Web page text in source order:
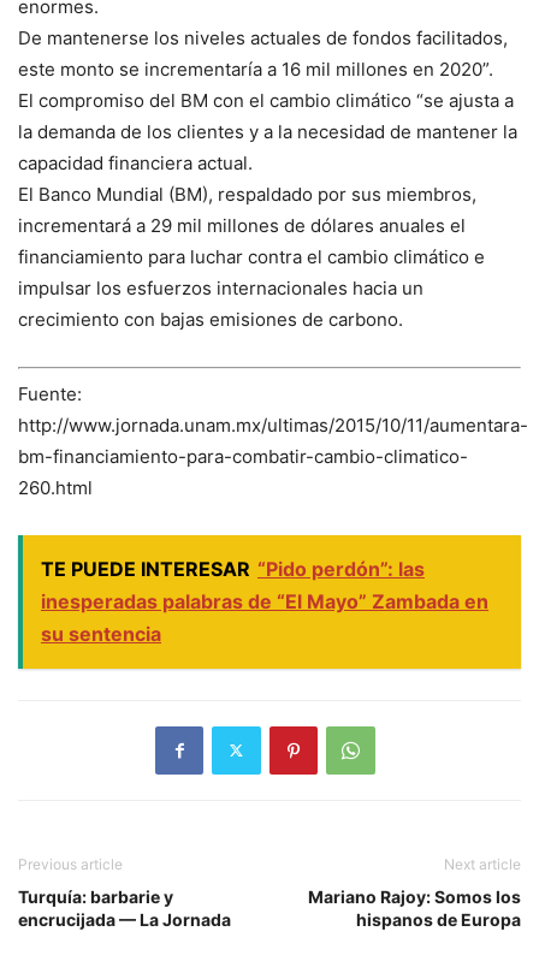
enormes.
De mantenerse los niveles actuales de fondos facilitados,
este monto se incrementaría a 16 mil millones en 2020”.
El compromiso del BM con el cambio climático “se ajusta a
la demanda de los clientes y a la necesidad de mantener la
capacidad financiera actual.
El Banco Mundial (BM), respaldado por sus miembros,
incrementará a 29 mil millones de dólares anuales el
financiamiento para luchar contra el cambio climático e
impulsar los esfuerzos internacionales hacia un
crecimiento con bajas emisiones de carbono.
Fuente:
http://www.jornada.unam.mx/ultimas/2015/10/11/aumentara-
bm-financiamiento-para-combatir-cambio-climatico-
260.html
TE PUEDE INTERESAR “Pido perdón”: las
inesperadas palabras de “El Mayo” Zambada en
su sentencia
Previous article
Turquía: barbarie y
encrucijada — La Jornada
Next article
Mariano Rajoy: Somos los
hispanos de Europa